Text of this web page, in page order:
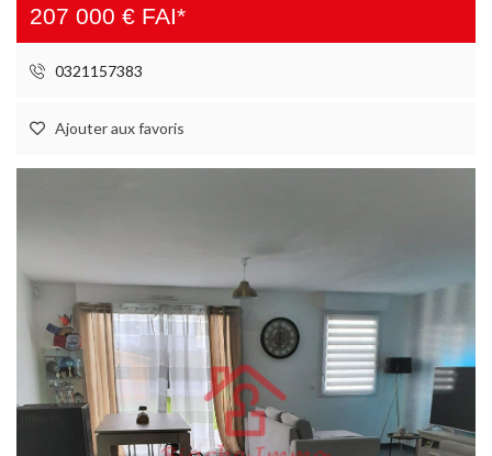
207 000 € FAI*
0321157383
Ajouter aux favoris